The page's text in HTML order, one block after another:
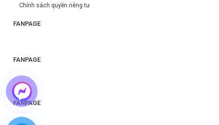
Chính sách quyền riêng tư
FANPAGE
FANPAGE
FANPAGE